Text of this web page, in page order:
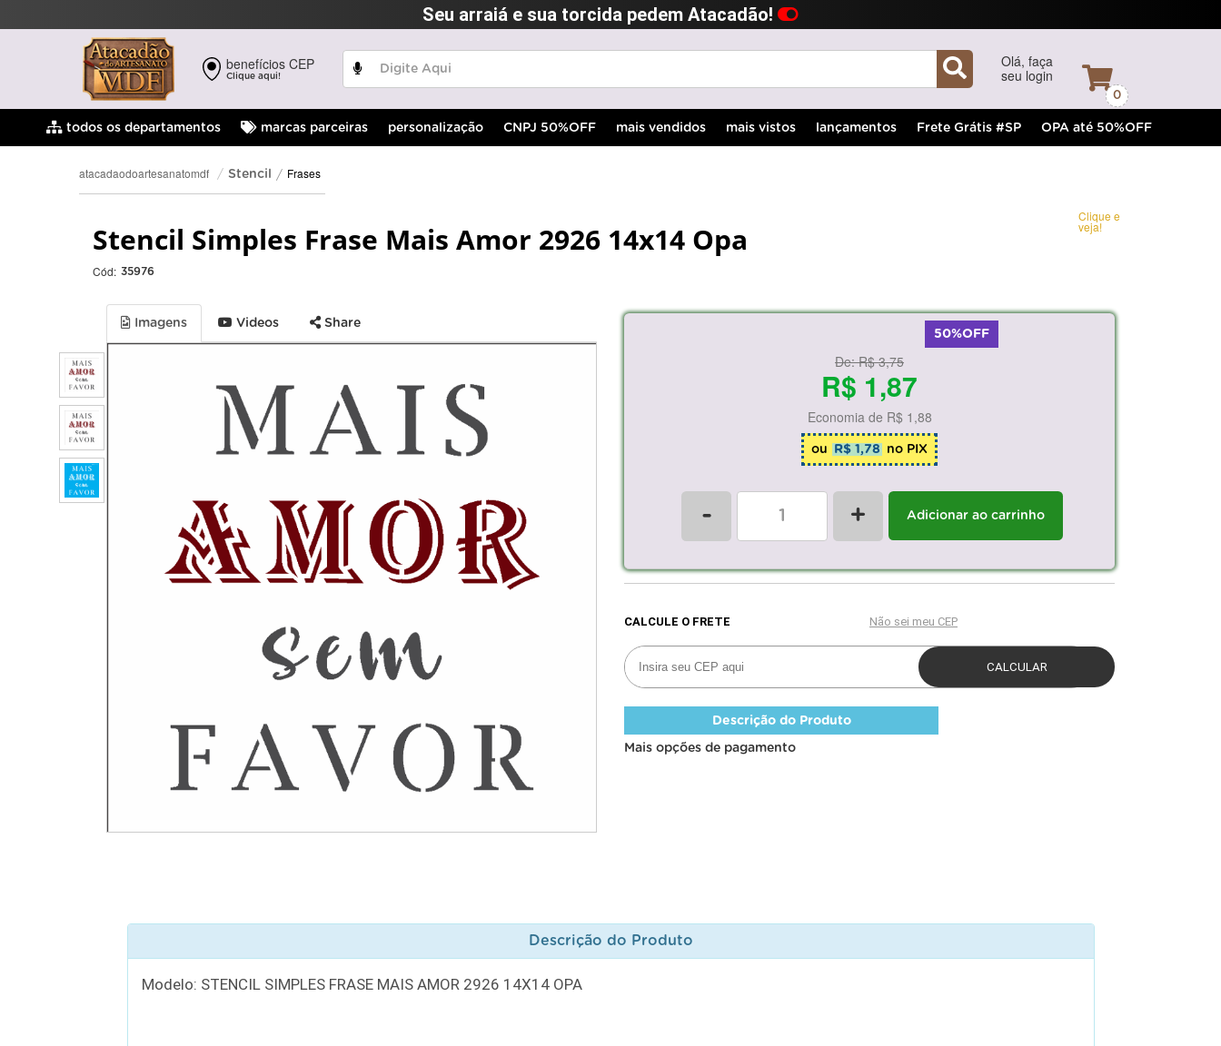
Seu arraiá e sua torcida pedem Atacadão!
benefícios CEP
Clique aqui!
Olá, faça
seu login
0
todos os departamentos marcas parceiras personalização CNPJ 50%OFF mais vendidos mais vistos lançamentos Frete Grátis #SP OPA até 50%OFF
atacadaodoartesanatomdf Stencil Frases
Stencil Simples Frase Mais Amor 2926 14x14 Opa
Cód: 35976
Clique e
veja!
Imagens Videos
Share
50%OFF
De:R$ 3,75
R$ 1,87
Economia de R$ 1,88
ou R$ 1,78 no PIX
- + Adicionar ao carrinho
Descrição do Produto
Mais opções de pagamento
Descrição do Produto
Modelo: STENCIL SIMPLES FRASE MAIS AMOR 2926 14X14 OPA